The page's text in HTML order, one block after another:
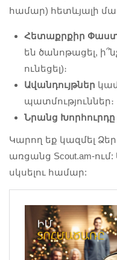
համար) հետևյալի
Հետաքրքիր
են ծանոթացել,
ունեցել)։
Ավանդույթներ
պատմություններ։
Նրանց Խորհուրդը
Կարող եք կազմել
առցանց Scout.am-
սկսելու համար: